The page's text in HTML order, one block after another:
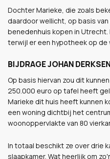
Dochter Marieke, die zoals
daardoor wellicht, op basis
benedenhuis kopen in
terwijl er een hypotheek op de
BIJDRAGE JOHAN
Op basis hiervan zou dit
250.000 euro op tafel heeft
Marieke dit huis heeft kunnen
een woning dichtbij het
woonoppervlakte van 80
In totaal beschikt ze over drie
slaapkamer. Wat heerlijk om